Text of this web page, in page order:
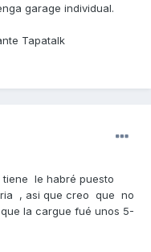
garage individual.
Tapatalk
le habré puesto
, asi que creo que no
la cargue fué unos 5-